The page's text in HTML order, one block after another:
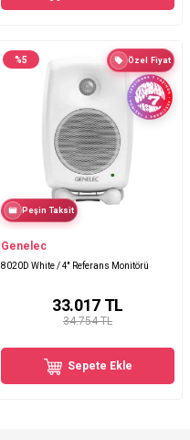
%5 Özel Fiyat
Peşin Taksit
Genelec
8020D White / 4'' Referans Monitörü
34.754 TL
33.017TL
Sepete Ekle